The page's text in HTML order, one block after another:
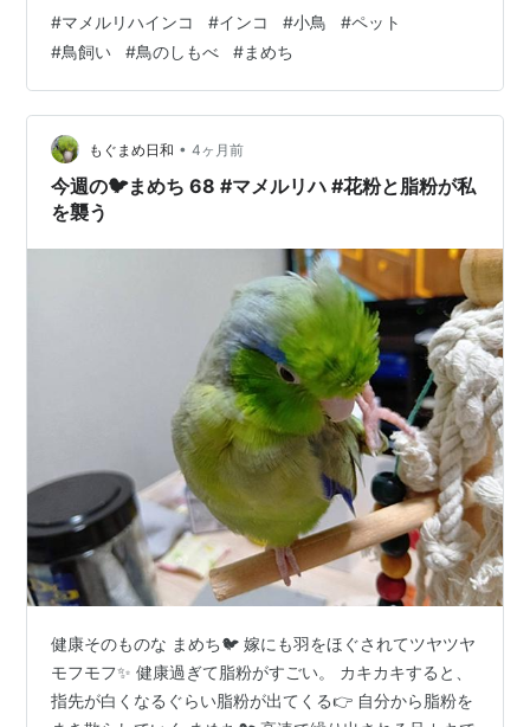
ョンを図ろうとすると…🐦…👈 気配を察知されて… 高速
の口ばし攻撃👉💥🐦 カメラでも捉えきれんし📸手加減し
てくれてるとは言え地味に痛い… そんな邪険にしやんで
もええねんで…(´・ω・｀) ランキング参加中【公式】
2024年開設ブログ ランキング参加中動物の写真 ランキ
ング参加中ペット …
#マメルリハインコ #インコ #小鳥 #ペット
#鳥飼い #鳥のしもべ #まめち
もぐまめ日和 • 4ヶ月前
今週の🐦まめち 68 #マメルリハ #花粉と脂粉が私
を襲う
健康そのものな まめち🐦 嫁にも羽をほぐされてツヤツヤ
モフモフ✨ 健康過ぎて脂粉がすごい。 カキカキすると、
指先が白くなるぐらい脂粉が出てくる👉 自分から脂粉を